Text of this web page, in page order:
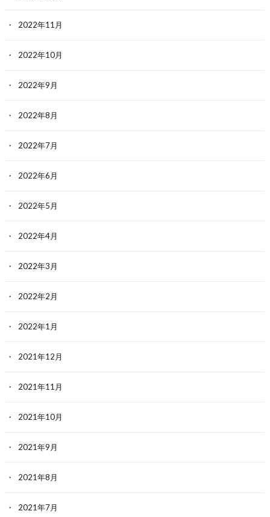
2022年11月
2022年10月
2022年9月
2022年8月
2022年7月
2022年6月
2022年5月
2022年4月
2022年3月
2022年2月
2022年1月
2021年12月
2021年11月
2021年10月
2021年9月
2021年8月
2021年7月